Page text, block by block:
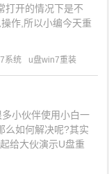
打开的情况下是不
作,所以小编今天重
系统
u盘win7重装
小伙伴使用小白一
么如何解决呢?其实
给大伙演示U盘重